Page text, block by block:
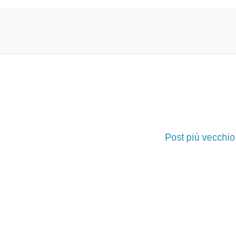
Post più vecchio